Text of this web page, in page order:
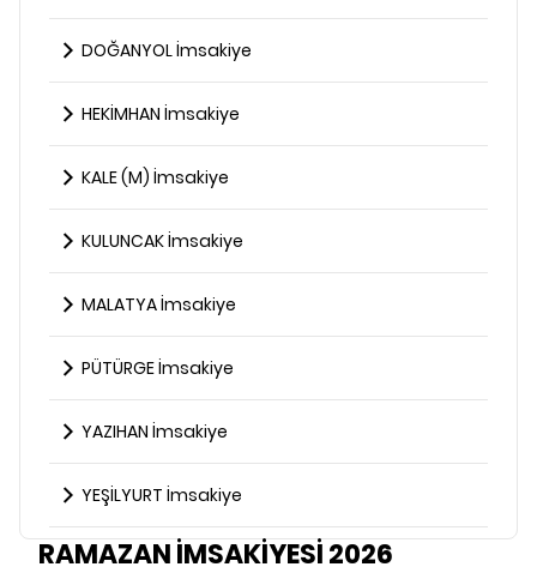
DOĞANYOL İmsakiye
HEKİMHAN İmsakiye
KALE (M) İmsakiye
KULUNCAK İmsakiye
MALATYA İmsakiye
PÜTÜRGE İmsakiye
YAZIHAN İmsakiye
YEŞİLYURT İmsakiye
RAMAZAN İMSAKİYESİ 2026